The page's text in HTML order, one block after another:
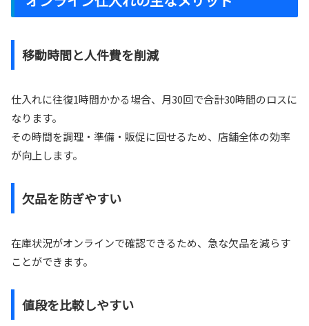
移動時間と人件費を削減
仕入れに往復1時間かかる場合、月30回で合計30時間のロスに
なります。
その時間を調理・準備・販促に回せるため、店舗全体の効率
が向上します。
欠品を防ぎやすい
在庫状況がオンラインで確認できるため、急な欠品を減らす
ことができます。
値段を比較しやすい